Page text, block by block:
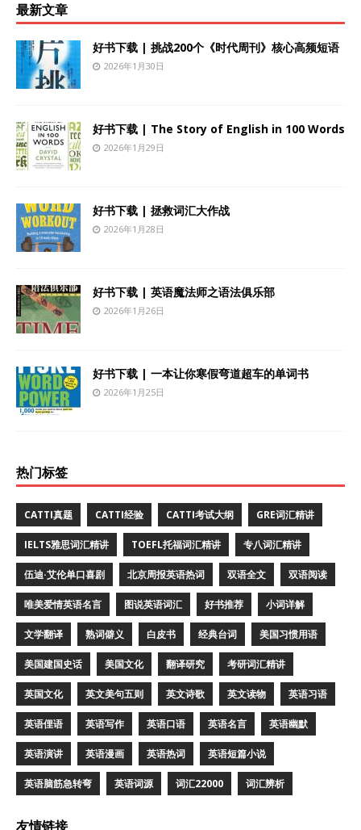
最新文章
好书下载 | 挑战200个《时代周刊》核心高频短语
2026年1月30日
好书下载 | The Story of English in 100 Words
2026年1月29日
好书下载 | 拯救词汇大作战
2026年1月28日
好书下载 | 英语魔法师之语法俱乐部
2026年1月26日
好书下载 | 一本让你寒假弯道超车的单词书
2026年1月25日
热门标签
CATTI真题 CATTI经验 CATTI考试大纲 GRE词汇精讲
IELTS雅思词汇精讲 TOEFL托福词汇精讲 专八词汇精讲
伍迪·艾伦单口喜剧 北京周报英语热词 双语全文 双语阅读
唯美爱情英语名言 图说英语词汇 好书推荐 小词详解
文学翻译 熟词僻义 白皮书 经典台词 美国习惯用语
美国建国史话 美国文化 翻译研究 考研词汇精讲
英国文化 英文美句五则 英文诗歌 英文读物 英语习语
英语俚语 英语写作 英语口语 英语名言 英语幽默
英语演讲 英语漫画 英语热词 英语短篇小说
英语脑筋急转弯 英语词源 词汇22000 词汇辨析
友情链接